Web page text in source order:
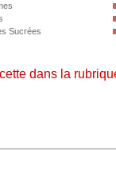
Sucrées
dans la